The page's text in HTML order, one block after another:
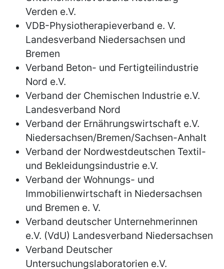
Verden e.V.
VDB-Physiotherapieverband e. V.
Landesverband Niedersachsen und
Bremen
Verband Beton- und Fertigteilindustrie
Nord e.V.
Verband der Chemischen Industrie e.V.
Landesverband Nord
Verband der Ernährungswirtschaft e.V.
Niedersachsen/Bremen/Sachsen-Anhalt
Verband der Nordwestdeutschen Textil-
und Bekleidungsindustrie e.V.
Verband der Wohnungs- und
Immobilienwirtschaft in Niedersachsen
und Bremen e. V.
Verband deutscher Unternehmerinnen
e.V. (VdU) Landesverband Niedersachsen
Verband Deutscher
Untersuchungslaboratorien e.V.